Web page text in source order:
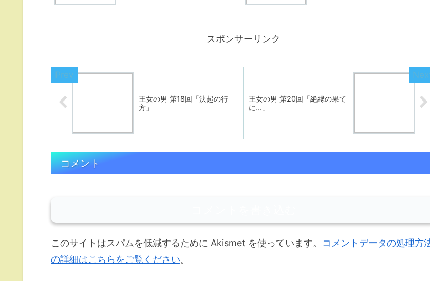
スポンサーリンク
王女の男 第18回「決起の行
方」
王女の男 第20回「絶縁の果て
に…」
コメント
このサイトはスパムを低減するために Akismet を使っています。 コメントデータの処理方
の詳細はこちらをご覧ください。